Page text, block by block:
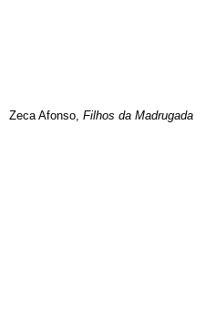
Zeca Afonso, Filhos da Madrugada